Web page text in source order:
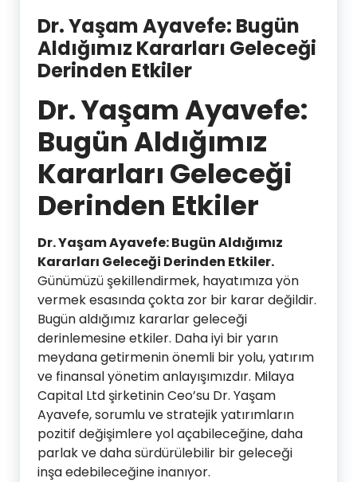
Dr. Yaşam Ayavefe: Bugün
Aldığımız Kararları Geleceği
Derinden Etkiler
Dr. Yaşam Ayavefe:
Bugün Aldığımız
Kararları Geleceği
Derinden Etkiler
Dr. Yaşam Ayavefe: Bugün Aldığımız
Kararları Geleceği Derinden Etkiler.
Günümüzü şekillendirmek, hayatımıza yön
vermek esasında çokta zor bir karar değildir.
Bugün aldığımız kararlar geleceği
derinlemesine etkiler. Daha iyi bir yarın
meydana getirmenin önemli bir yolu, yatırım
ve finansal yönetim anlayışımızdır. Milaya
Capital Ltd şirketinin Ceo’su Dr. Yaşam
Ayavefe, sorumlu ve stratejik yatırımların
pozitif değişimlere yol açabileceğine, daha
parlak ve daha sürdürülebilir bir geleceği
inşa edebileceğine inanıyor.